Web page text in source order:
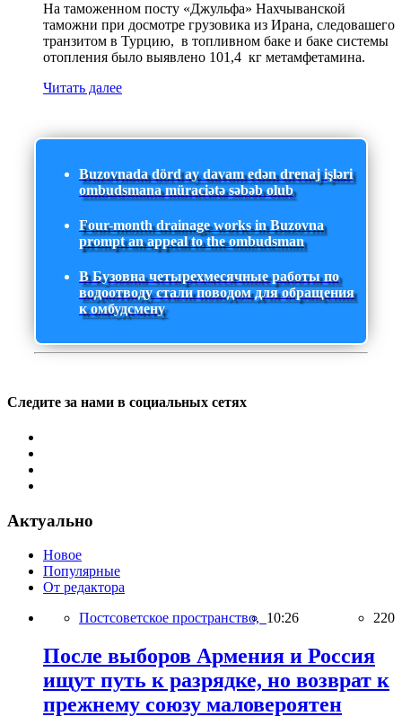
На таможенном посту «Джульфа» Нахчыванской
таможни при досмотре грузовика из Ирана, следовашего
транзитом в Турцию, в топливном баке и баке системы
отопления было выявлено 101,4 кг метамфетамина.
Читать далее
Buzovnada dörd ay davam edən drenaj işləri
ombudsmana müraciətə səbəb olub
Four-month drainage works in Buzovna
prompt an appeal to the ombudsman
В Бузовна четырехмесячные работы по
водоотводу стали поводом для обращения
к омбудсмену
Следите за нами в социальных сетях
Актуально
Новое
Популярные
От редактора
Постсоветское пространство, 10:26 220
После выборов Армения и Россия
ищут путь к разрядке, но возврат к
прежнему союзу маловероятен